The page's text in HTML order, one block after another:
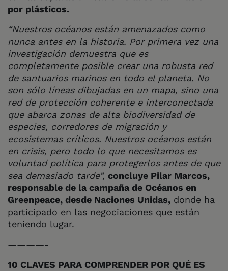
por plásticos.
“Nuestros océanos están amenazados como
nunca antes en la historia. Por primera vez una
investigación demuestra que es
completamente posible crear una robusta red
de santuarios marinos en todo el planeta. No
son sólo líneas dibujadas en un mapa, sino una
red de protección coherente e interconectada
que abarca zonas de alta biodiversidad de
especies, corredores de migración y
ecosistemas críticos. Nuestros océanos están
en crisis, pero todo lo que necesitamos es
voluntad política para protegerlos antes de que
sea demasiado tarde”, concluye Pilar Marcos,
responsable de la campaña de Océanos en
Greenpeace, desde Naciones Unidas, donde ha
participado en las negociaciones que están
teniendo lugar.
————-
10 CLAVES PARA COMPRENDER POR QUÉ ES